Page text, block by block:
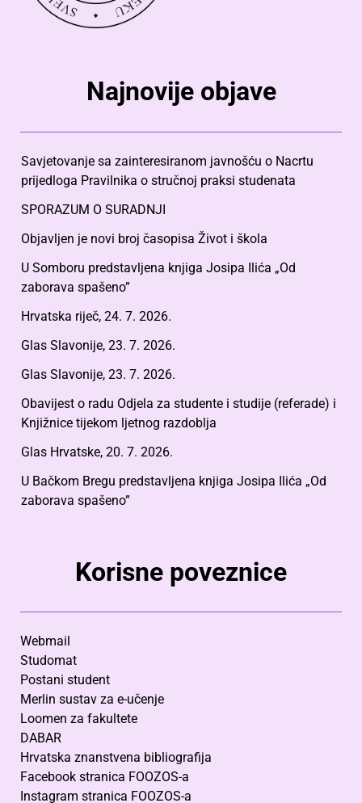
Najnovije objave
Savjetovanje sa zainteresiranom javnošću o Nacrtu
prijedloga Pravilnika o stručnoj praksi studenata
SPORAZUM O SURADNJI
Objavljen je novi broj časopisa Život i škola
U Somboru predstavljena knjiga Josipa Ilića „Od
zaborava spašeno”
Hrvatska riječ, 24. 7. 2026.
Glas Slavonije, 23. 7. 2026.
Glas Slavonije, 23. 7. 2026.
Obavijest o radu Odjela za studente i studije (referade) i
Knjižnice tijekom ljetnog razdoblja
Glas Hrvatske, 20. 7. 2026.
U Bačkom Bregu predstavljena knjiga Josipa Ilića „Od
zaborava spašeno”
Korisne poveznice
Webmail
Studomat
Postani student
Merlin sustav za e-učenje
Loomen za fakultete
DABAR
Hrvatska znanstvena bibliografija
Facebook stranica FOOZOS-a
Instagram stranica FOOZOS-a